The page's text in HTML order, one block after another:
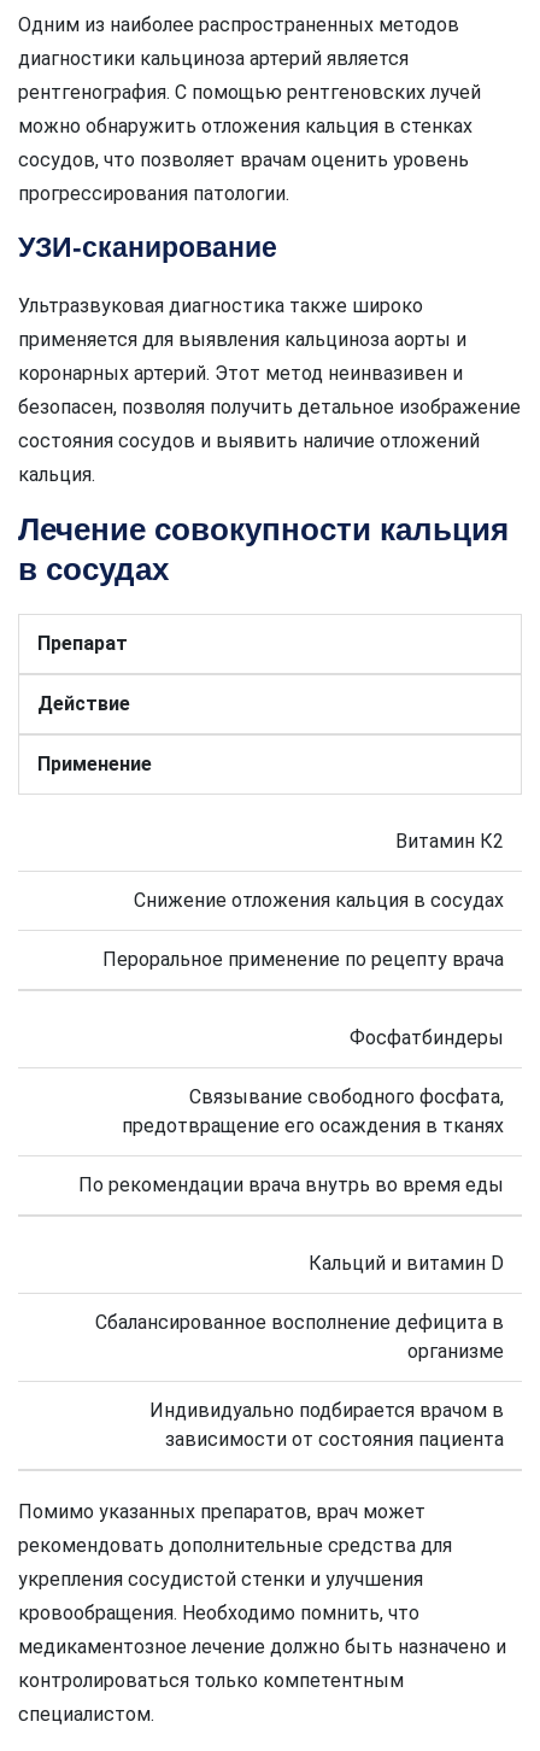
Одним из наиболее распространенных методов
диагностики кальциноза артерий является
рентгенография. С помощью рентгеновских лучей
можно обнаружить отложения кальция в стенках
сосудов, что позволяет врачам оценить уровень
прогрессирования патологии.
УЗИ-сканирование
Ультразвуковая диагностика также широко
применяется для выявления кальциноза аорты и
коронарных артерий. Этот метод неинвазивен и
безопасен, позволяя получить детальное изображение
состояния сосудов и выявить наличие отложений
кальция.
Лечение совокупности кальция
в сосудах
Препарат
Действие
Применение
Витамин К2
Снижение отложения кальция в сосудах
Пероральное применение по рецепту врача
Фосфатбиндеры
Связывание свободного фосфата,
предотвращение его осаждения в тканях
По рекомендации врача внутрь во время еды
Кальций и витамин D
Сбалансированное восполнение дефицита в
организме
Индивидуально подбирается врачом в
зависимости от состояния пациента
Помимо указанных препаратов, врач может
рекомендовать дополнительные средства для
укрепления сосудистой стенки и улучшения
кровообращения. Необходимо помнить, что
медикаментозное лечение должно быть назначено и
контролироваться только компетентным
специалистом.